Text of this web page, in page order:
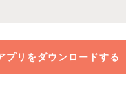
プリをダウンロードする